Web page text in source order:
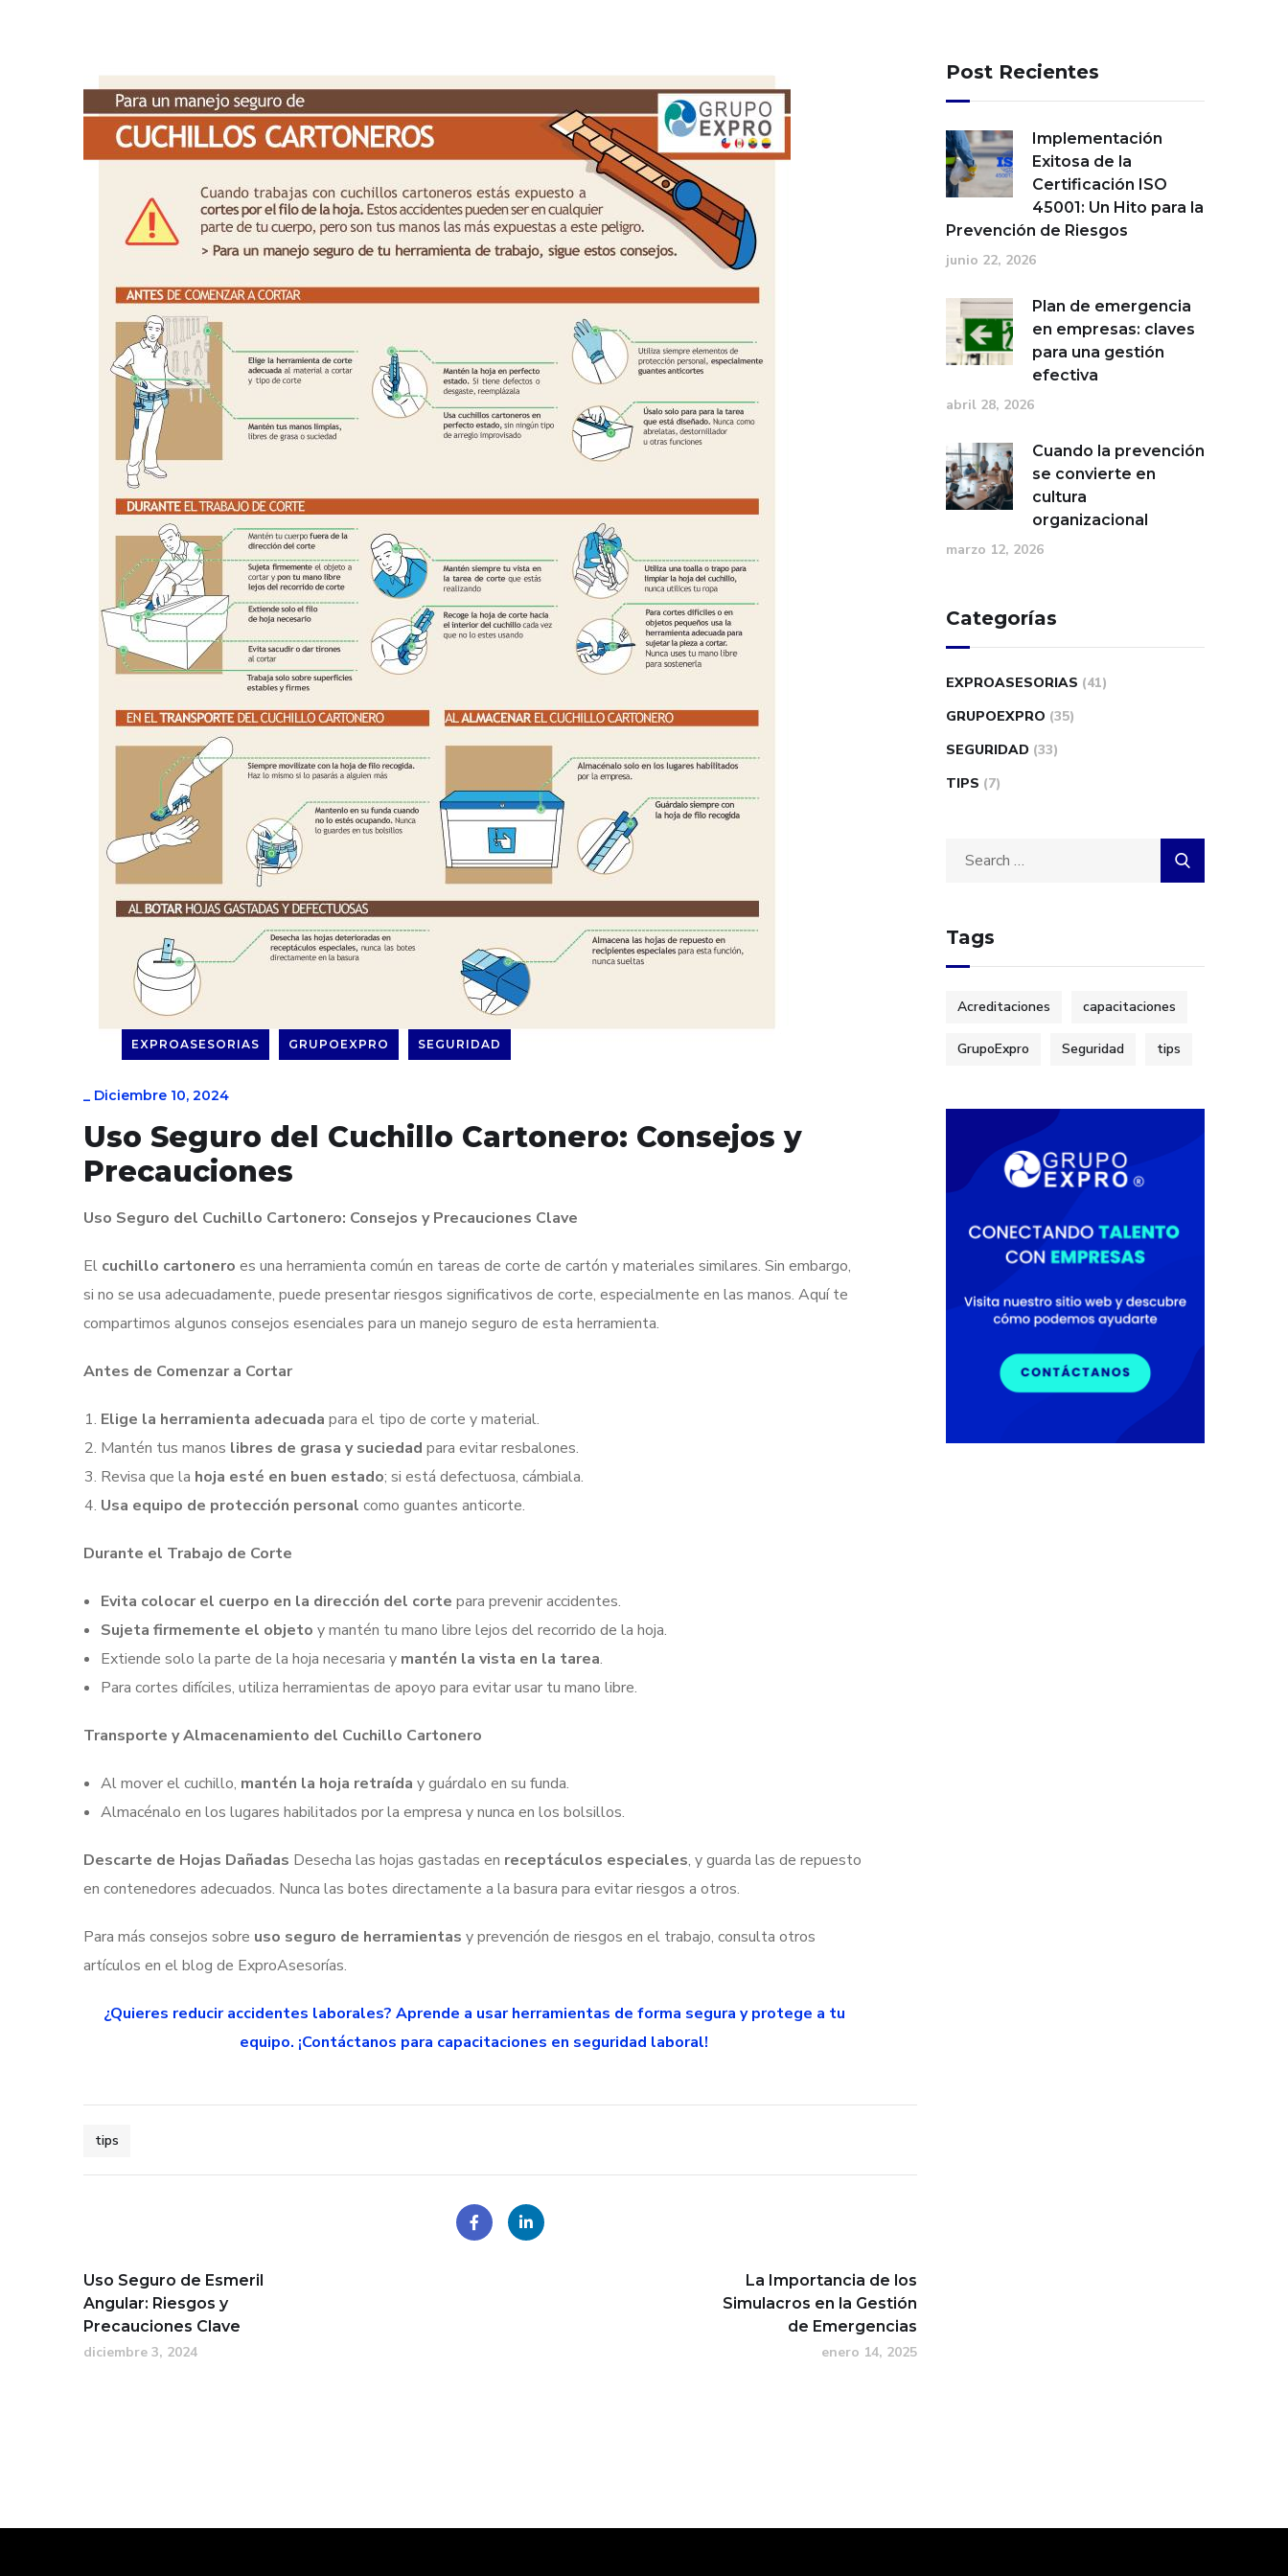
EXPROASESORIAS GRUPOEXPRO SEGURIDAD
_ Diciembre 10, 2024
Uso Seguro del Cuchillo Cartonero: Consejos y
Precauciones
Uso Seguro del Cuchillo Cartonero: Consejos y Precauciones Clave
El cuchillo cartonero es una herramienta común en tareas de corte de cartón y materiales similares. Sin embargo,
si no se usa adecuadamente, puede presentar riesgos significativos de corte, especialmente en las manos. Aquí te
compartimos algunos consejos esenciales para un manejo seguro de esta herramienta.
Antes de Comenzar a Cortar
Elige la herramienta adecuada para el tipo de corte y material.
Mantén tus manos libres de grasa y suciedad para evitar resbalones.
Revisa que la hoja esté en buen estado; si está defectuosa, cámbiala.
Usa equipo de protección personal como guantes anticorte.
Durante el Trabajo de Corte
Evita colocar el cuerpo en la dirección del corte para prevenir accidentes.
Sujeta firmemente el objeto y mantén tu mano libre lejos del recorrido de la hoja.
Extiende solo la parte de la hoja necesaria y mantén la vista en la tarea.
Para cortes difíciles, utiliza herramientas de apoyo para evitar usar tu mano libre.
Transporte y Almacenamiento del Cuchillo Cartonero
Al mover el cuchillo, mantén la hoja retraída y guárdalo en su funda.
Almacénalo en los lugares habilitados por la empresa y nunca en los bolsillos.
Descarte de Hojas Dañadas Desecha las hojas gastadas en receptáculos especiales, y guarda las de repuesto
en contenedores adecuados. Nunca las botes directamente a la basura para evitar riesgos a otros.
Para más consejos sobre uso seguro de herramientas y prevención de riesgos en el trabajo, consulta otros
artículos en el blog de ExproAsesorías.
¿Quieres reducir accidentes laborales? Aprende a usar herramientas de forma segura y protege a tu
equipo. ¡Contáctanos para capacitaciones en seguridad laboral!
tips
Uso Seguro de Esmeril
Angular: Riesgos y
Precauciones Clave
diciembre 3, 2024
La Importancia de los
Simulacros en la Gestión
de Emergencias
enero 14, 2025
Post Recientes
Implementación
Exitosa de la
Certificación ISO
45001: Un Hito para la
Prevención de Riesgos
junio 22, 2026
Plan de emergencia
en empresas: claves
para una gestión
efectiva
abril 28, 2026
Cuando la prevención
se convierte en
cultura
organizacional
marzo 12, 2026
Categorías
EXPROASESORIAS (41)
GRUPOEXPRO (35)
SEGURIDAD (33)
TIPS (7)
Tags
Acreditaciones capacitaciones
GrupoExpro Seguridad tips